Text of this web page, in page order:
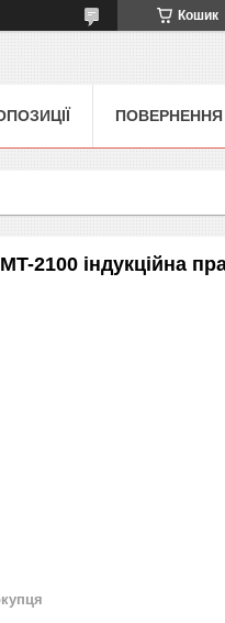
Кошик
ПОВЕРНЕННЯ
2100 індукційна